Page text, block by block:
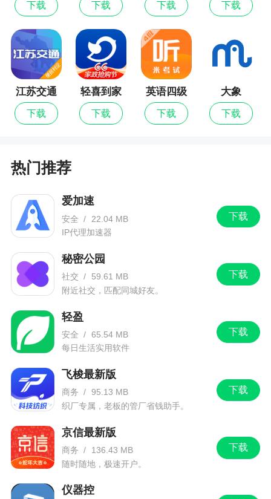
1、可以在这里处对象，交好友等等，这里有着
天，而且聊天模式玩法新颖，独特，放心交友，发
起匿名聊天更加刺激，还能一键搜索同城用户，祝
你早日找到另一半，感兴趣的话快来体验一下吧
2、在这里用户可以随时与美女进行畅聊，处cp
邂逅自己的另一半
这款软件将为各位用户们带来不一样的趣味，非常
下载 下载 下载 下载
江苏交通
云
下载
轻喜到家
下载
英语四级
下载
大象
下载
热门推荐
下载
爱加速
安全 /
22.04 MB
IP代理加速器
下载
秘密公园
社交 /
59.61 MB
附近社交，匹配同城好友。
下载
轻盈
安全 / 65.54 MB
每日生活实用软件
下载
飞梭最新版
商务 / 95.13 MB
织厂专属，老板的管厂省钱助手。
下载
京信最新版
商务 /
136.43 MB
随时随地，极速开户。
仪器控